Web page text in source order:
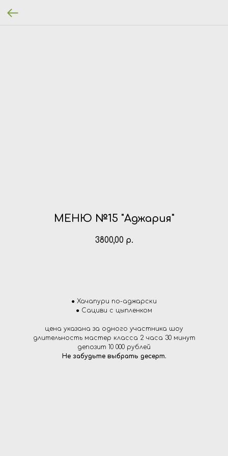
МЕНЮ №15 "Аджария"
3800,00 р.
● Хачапури по-аджарски
● Сациви с цыпленком
цена указана за одного участника шоу
длительность мастер класса 2 часа 30 минут
депозит 10 000 рублей
Не забудьте выбрать десерт.